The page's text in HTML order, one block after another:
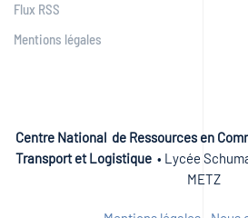
Flux RSS
Mentions légales
Centre National de Ressources en
Transport et Logistique • Lycée
METZ